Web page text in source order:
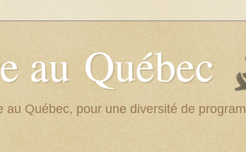
au Québec
Québec, pour une diversité de